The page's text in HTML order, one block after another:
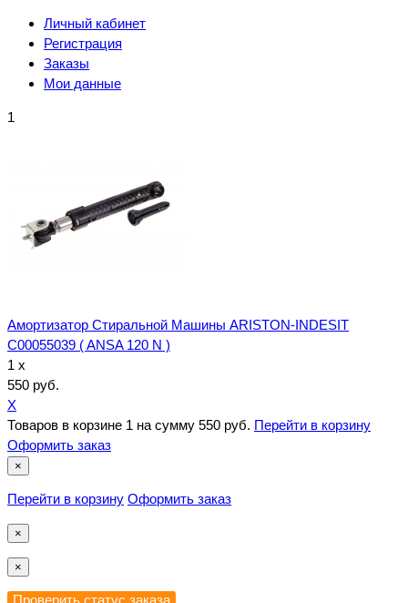
Личный кабинет
Регистрация
Заказы
Мои данные
1
Амортизатор Стиральной Машины ARISTON-INDESIT
C00055039 ( ANSA 120 N )
1 x
550 руб.
X
Товаров в корзине 1 на сумму 550 руб. Перейти в корзину
Оформить заказ
×
Перейти в корзину Оформить заказ
×
×